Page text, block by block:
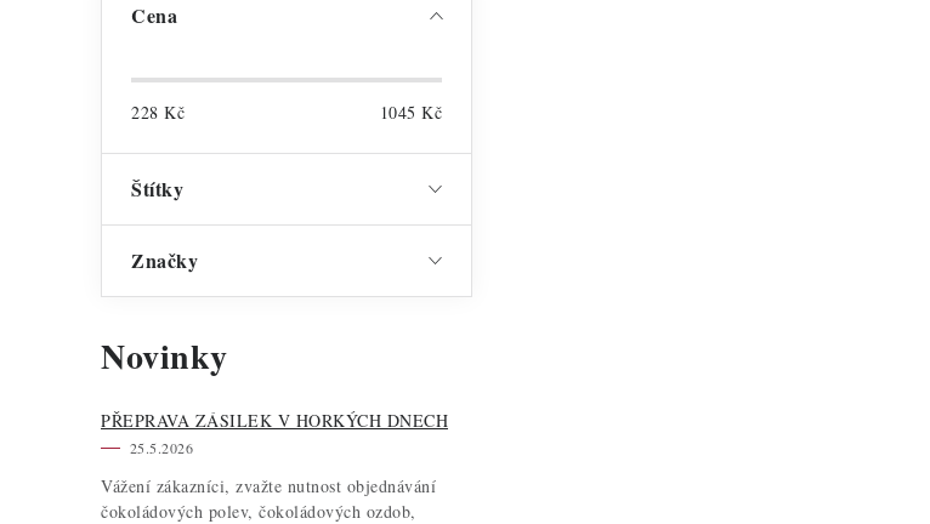
Cena
228 Kč 1045 Kč
Štítky
Značky
Novinky
PŘEPRAVA ZÁSILEK V HORKÝCH DNECH
25.5.2026
Vážení zákazníci, zvažte nutnost objednávání
čokoládových polev, čokoládových ozdob,